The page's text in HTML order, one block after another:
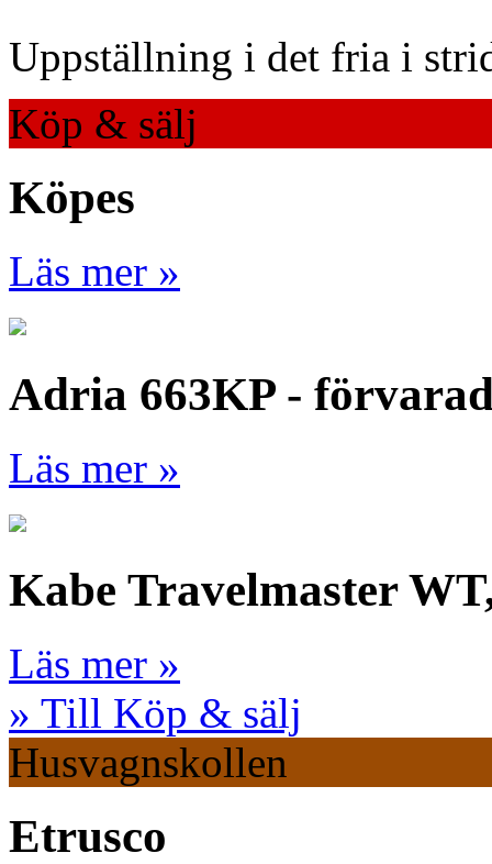
Uppställning i det fria i
Köp & sälj
Köpes
Läs mer »
Adria 663KP -
Läs mer »
Kabe Travelmaster
Läs mer »
» Till Köp & sälj
Husvagnskollen
Etrusco